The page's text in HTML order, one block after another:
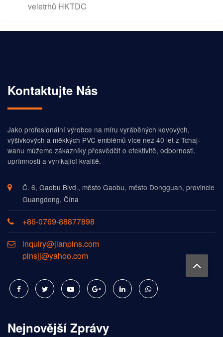
veletrhů HKTDC
Kontaktujte Nás
Jako profesionální výrobce na míru vyráběných kovových,
výšivkových a měkkých PVC emblémů více než 40 let z Tchaj-
wanu můžeme zákazníky přesvědčit o efektivitě, odbornosti,
upřímnosti a vynikající kvalitě.
Č. 6, Gaobu Blvd., město Gaobu, město Dongguan, provincie
Guangdong, Čína
+86-0769-88877898
inquiry@jianpins.com
pinsjj@yahoo.com
Nejnovější Zprávy